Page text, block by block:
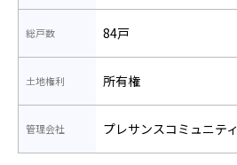
総戸数 84戸
土地権利 所有権
管理会社 プレサンスコミュニティ